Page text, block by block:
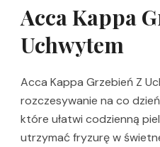
Acca Kappa
Uchwytem
Acca Kappa Grzebień Z
rozczesywanie na co
które ułatwi codzienną
utrzymać fryzurę w